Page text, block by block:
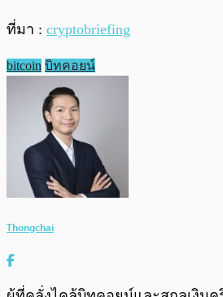
ที่มา : cryptobriefing
bitcoin บิทคอยน์
Thongchai